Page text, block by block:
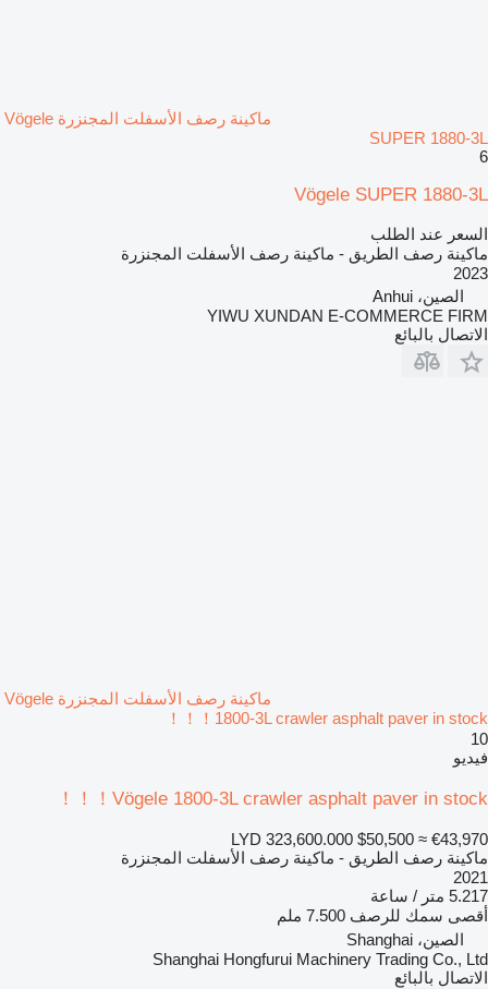
ماكينة رصف الأسفلت المجنزرة Vögele
SUPER 1880-3L
6
Vögele SUPER 1880-3L
السعر عند الطلب
ماكينة رصف الطريق - ماكينة رصف الأسفلت المجنزرة
2023
الصين، Anhui
YIWU XUNDAN E-COMMERCE FIRM
الاتصال بالبائع
ماكينة رصف الأسفلت المجنزرة Vögele
1800-3L crawler asphalt paver in stock！！！
10
فيديو
Vögele 1800-3L crawler asphalt paver in stock！！！
LYD 323,600.000 $50,500 ≈ €43,970
ماكينة رصف الطريق - ماكينة رصف الأسفلت المجنزرة
2021
5.217 متر / ساعة
أقصى سمك للرصف 7.500 ملم
الصين، Shanghai
Shanghai Hongfurui Machinery Trading Co., Ltd
الاتصال بالبائع